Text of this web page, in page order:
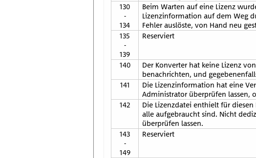
130
-
134
Beim Warten auf eine Lizenz
Lizenzinformation auf dem Weg
Fehler auslöste, von Hand neu
135
-
139
Reserviert
140
Der Konverter hat keine Lizenz
benachrichten, und
141
Die Lizenzinformation hat eine
Administrator überprüfen lassen,
142
Die Lizenzdatei enthielt für
alle aufgebraucht sind. Nicht
überprüfen lassen.
143
-
149
Reserviert